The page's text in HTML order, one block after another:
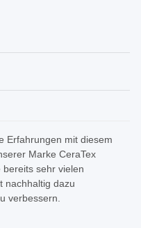
Erfahrungen mit diesem
Marke CeraTex
sehr vielen
nachhaltig dazu
verbessern.